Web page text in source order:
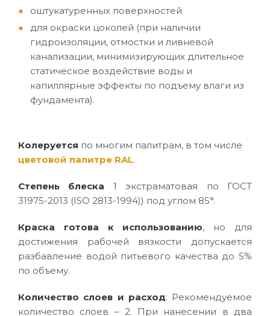
оштукатуренных поверхностей
для окраски цоколей (при наличии
гидроизоляции, отмостки и ливневой
канализации, минимизирующих длительное
статическое воздействие воды и
капиллярные эффекты по подъему влаги из
фундамента).
Колеруется по многим палитрам, в том числе
цветовой палитре RAL.
Степень блеска 1 экстраматовая по ГОСТ
31975-2013 (ISO 2813-1994)) под углом 85°.
Краска готова к использованию, но для
достижения рабочей вязкости допускается
разбавление водой питьевого качества до 5%
по объему.
Количество слоев и расход: Рекомендуемое
количество слоев – 2. При нанесении в два